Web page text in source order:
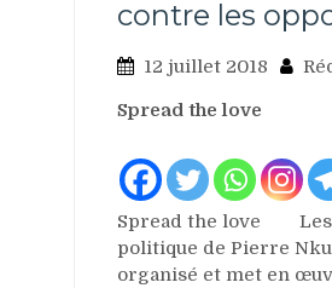
contre les
12 juillet 2018
Spread the love
Spread the love Les
politique de Pierre
organisé et met en